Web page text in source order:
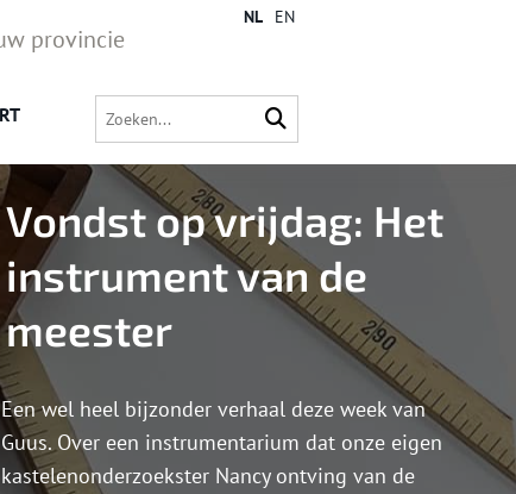
provincie
NL EN
Vondst op vrijdag: Het
instrument van de
meester
Een wel heel bijzonder verhaal deze week van
Guus. Over een instrumentarium dat onze eigen
kastelenonderzoekster Nancy ontving van de